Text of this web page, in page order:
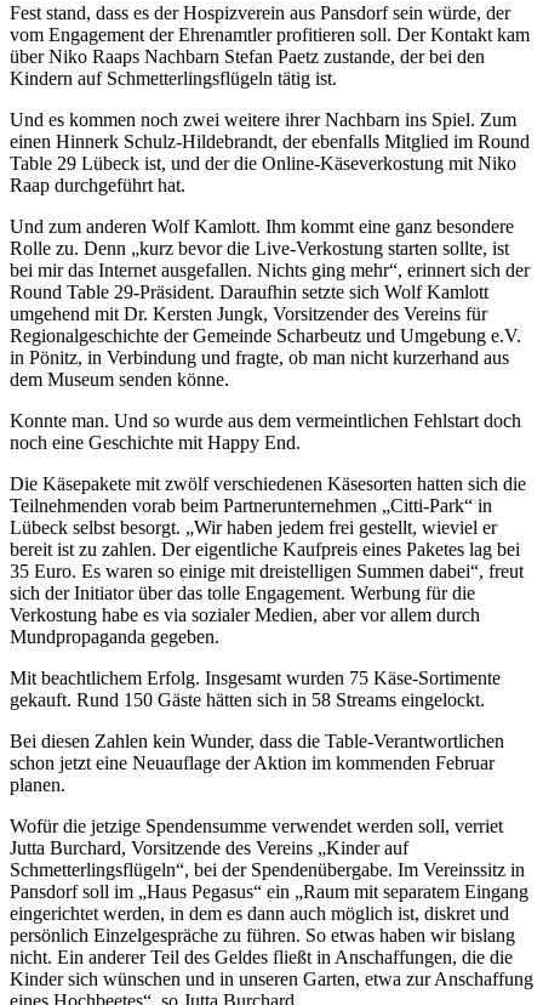
Fest stand, dass es der Hospizverein aus Pansdorf sein würde, der
vom Engagement der Ehrenamtler profitieren soll. Der Kontakt kam
über Niko Raaps Nachbarn Stefan Paetz zustande, der bei den
Kindern auf Schmetterlingsflügeln tätig ist.
Und es kommen noch zwei weitere ihrer Nachbarn ins Spiel. Zum
einen Hinnerk Schulz-Hildebrandt, der ebenfalls Mitglied im Round
Table 29 Lübeck ist, und der die Online-Käseverkostung mit Niko
Raap durchgeführt hat.
Und zum anderen Wolf Kamlott. Ihm kommt eine ganz besondere
Rolle zu. Denn „kurz bevor die Live-Verkostung starten sollte, ist
bei mir das Internet ausgefallen. Nichts ging mehr“, erinnert sich der
Round Table 29-Präsident. Daraufhin setzte sich Wolf Kamlott
umgehend mit Dr. Kersten Jungk, Vorsitzender des Vereins für
Regionalgeschichte der Gemeinde Scharbeutz und Umgebung e.V.
in Pönitz, in Verbindung und fragte, ob man nicht kurzerhand aus
dem Museum senden könne.
Konnte man. Und so wurde aus dem vermeintlichen Fehlstart doch
noch eine Geschichte mit Happy End.
Die Käsepakete mit zwölf verschiedenen Käsesorten hatten sich die
Teilnehmenden vorab beim Partnerunternehmen „Citti-Park“ in
Lübeck selbst besorgt. „Wir haben jedem frei gestellt, wieviel er
bereit ist zu zahlen. Der eigentliche Kaufpreis eines Paketes lag bei
35 Euro. Es waren so einige mit dreistelligen Summen dabei“, freut
sich der Initiator über das tolle Engagement. Werbung für die
Verkostung habe es via sozialer Medien, aber vor allem durch
Mundpropaganda gegeben.
Mit beachtlichem Erfolg. Insgesamt wurden 75 Käse-Sortimente
gekauft. Rund 150 Gäste hätten sich in 58 Streams eingelockt.
Bei diesen Zahlen kein Wunder, dass die Table-Verantwortlichen
schon jetzt eine Neuauflage der Aktion im kommenden Februar
planen.
Wofür die jetzige Spendensumme verwendet werden soll, verriet
Jutta Burchard, Vorsitzende des Vereins „Kinder auf
Schmetterlingsflügeln“, bei der Spendenübergabe. Im Vereinssitz in
Pansdorf soll im „Haus Pegasus“ ein „Raum mit separatem Eingang
eingerichtet werden, in dem es dann auch möglich ist, diskret und
persönlich Einzelgespräche zu führen. So etwas haben wir bislang
nicht. Ein anderer Teil des Geldes fließt in Anschaffungen, die die
Kinder sich wünschen und in unseren Garten, etwa zur Anschaffung
eines Hochbeetes“, so Jutta Burchard.